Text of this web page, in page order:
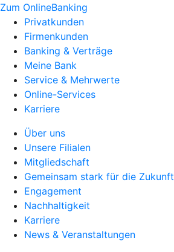
Zum OnlineBanking
Privatkunden
Firmenkunden
Banking & Verträge
Meine Bank
Service & Mehrwerte
Online-Services
Karriere
Über uns
Unsere Filialen
Mitgliedschaft
Gemeinsam stark für die Zukunft
Engagement
Nachhaltigkeit
Karriere
News & Veranstaltungen